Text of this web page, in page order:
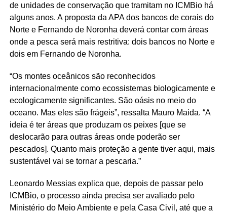
de unidades de conservação que tramitam no ICMBio há
alguns anos. A proposta da APA dos bancos de corais do
Norte e Fernando de Noronha deverá contar com áreas
onde a pesca será mais restritiva: dois bancos no Norte e
dois em Fernando de Noronha.
“Os montes oceânicos são reconhecidos
internacionalmente como ecossistemas biologicamente e
ecologicamente significantes. São oásis no meio do
oceano. Mas eles são frágeis”, ressalta Mauro Maida. “A
ideia é ter áreas que produzam os peixes [que se
deslocarão para outras áreas onde poderão ser
pescados]. Quanto mais proteção a gente tiver aqui, mais
sustentável vai se tornar a pescaria.”
Leonardo Messias explica que, depois de passar pelo
ICMBio, o processo ainda precisa ser avaliado pelo
Ministério do Meio Ambiente e pela Casa Civil, até que a